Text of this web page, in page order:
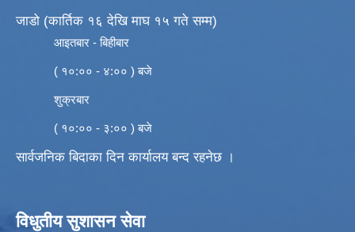
जाडो (कार्तिक १६ देखि माघ १५ गते सम्म)
आइतबार - बिहीबार
( १०:०० - ४:०० ) बजे
शुक्रबार
( १०:०० - ३:०० ) बजे
सार्वजनिक बिदाका दिन कार्यालय बन्द रहनेछ ।
विधुतीय सुशासन सेवा